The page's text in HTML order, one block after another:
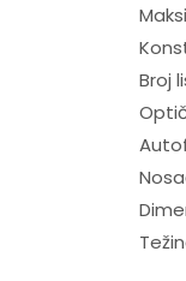
Broj